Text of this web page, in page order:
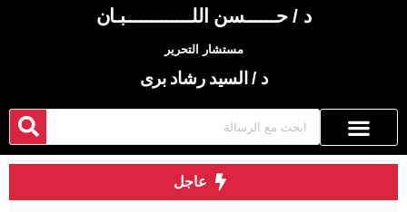
د / حــــــسن اللـــــــــــــبـان
مستشار التحرير
د / السيد رشاد برى
عاجل